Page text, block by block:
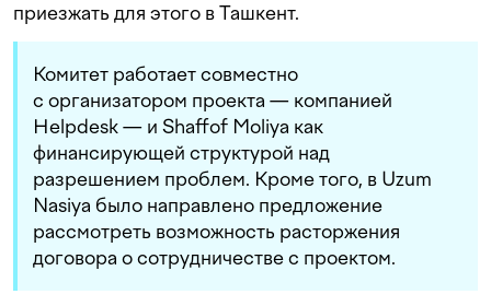
приезжать для этого в Ташкент.
Комитет работает совместно
с организатором проекта — компанией
Helpdesk — и Shaffof Moliya как
финансирующей структурой над
разрешением проблем. Кроме того, в Uzum
Nasiya было направлено предложение
рассмотреть возможность расторжения
договора о сотрудничестве с проектом.